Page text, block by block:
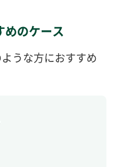
めのケース
うな方におすすめ